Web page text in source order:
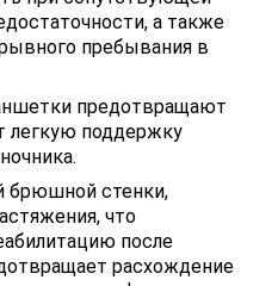
а также
пребывания в
предотвращают
легкую поддержку
брюшной стенки,
что
после
расхождение